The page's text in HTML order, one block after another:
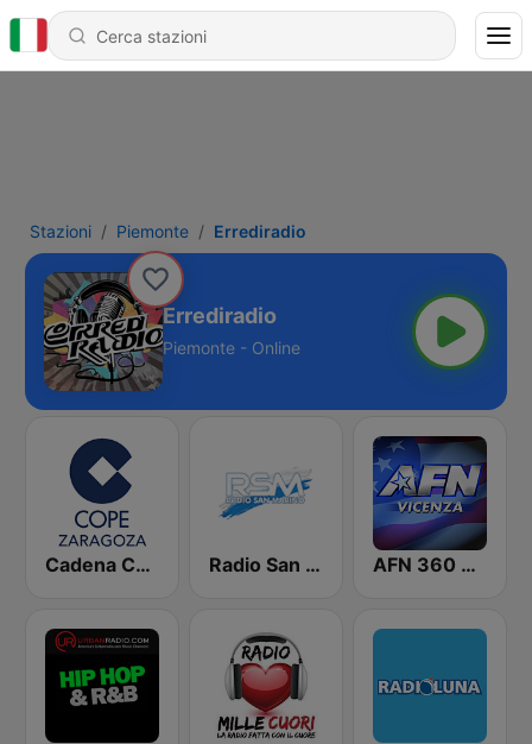
Stazioni Piemonte Errediradio
Errediradio
Piemonte - Online
Cadena COPE Zaragoza Radio San Marino AFN 360 Vicenza